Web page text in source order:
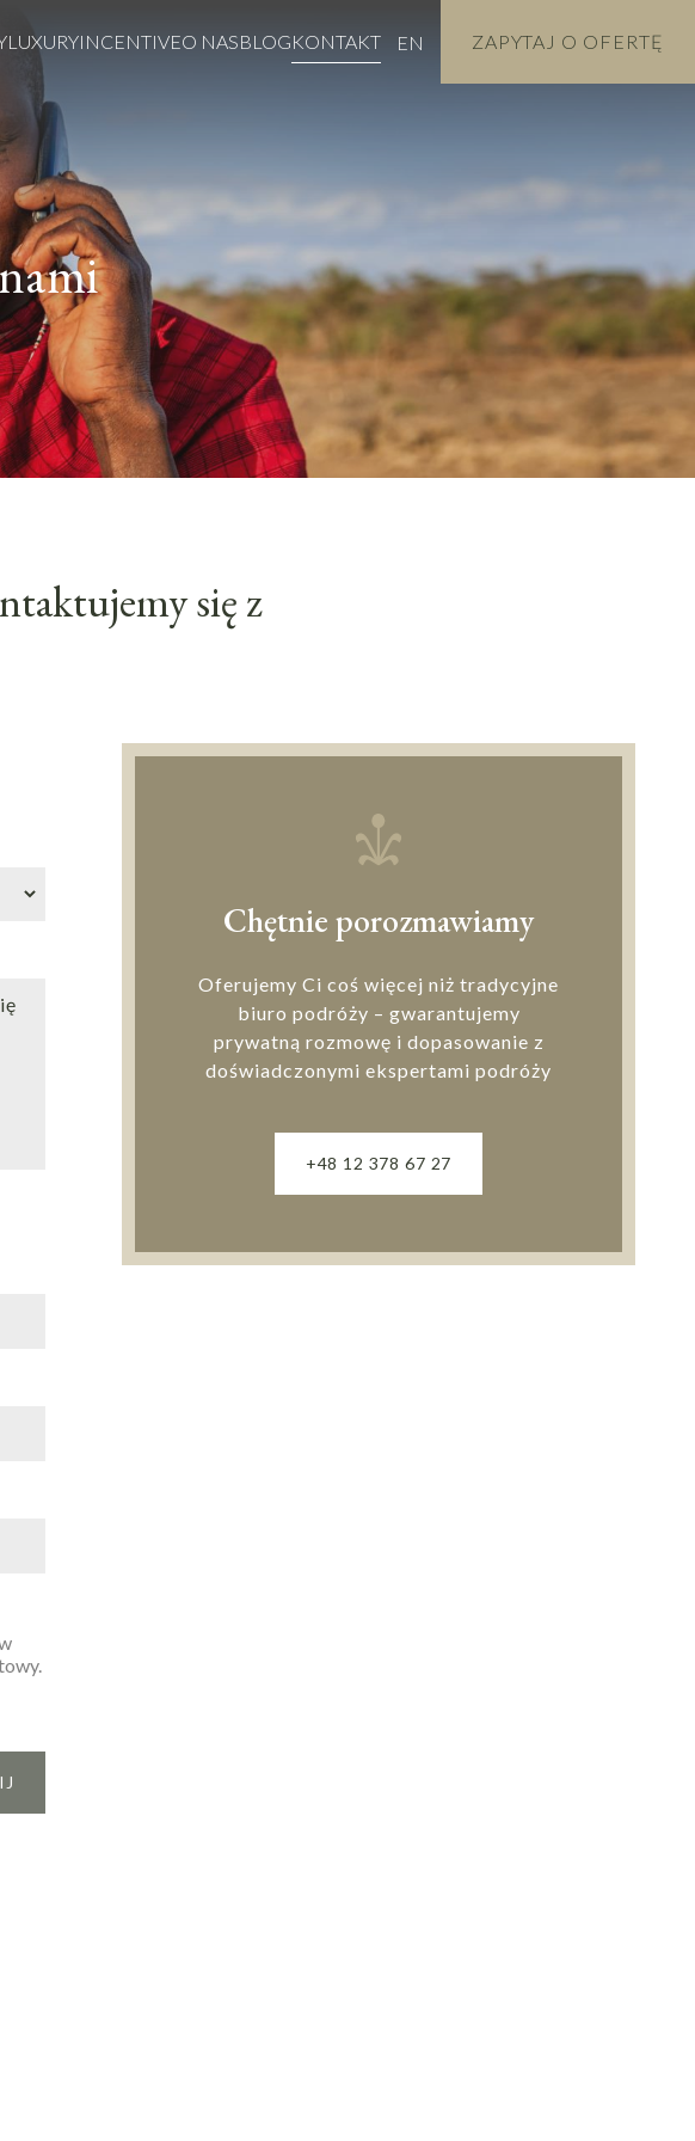
LUXURYINCENTIVEO NASBLOGKONTAKT EN ZAPYTAJ O OFERTĘ
się z
Chętnie porozmawiamy
Oferujemy Ci coś więcej niż tradycyjne
biuro podróży – gwarantujemy
prywatną rozmowę i dopasowanie z
doświadczonymi ekspertami podróży
+48 12 378 67 27